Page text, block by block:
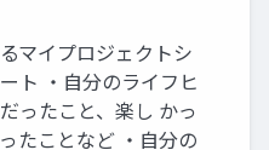
マイプロジェクトシ
ト ・自分のライフヒ
ったこと、楽し かっ
たことなど ・自分の